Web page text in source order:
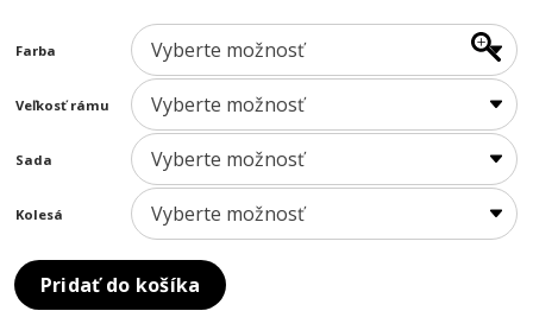
Farba
Veľkosť rámu
Sada
Kolesá
Pridať do košíka